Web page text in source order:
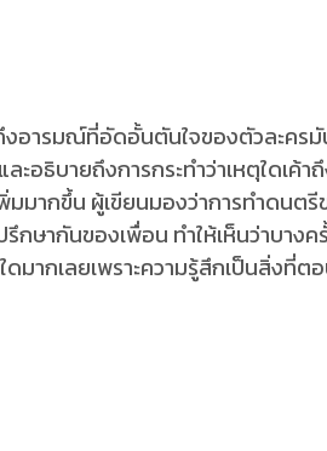
งอารมณ์ที่อัดอั้นตันใจของตัวละครมั
อธิบายถึงการกระทำว่าเหตุใดเค้า
มมากขึ้น ผู้เขียนมองว่าการทำดนตรี
กษากันของเพื่อน ทำให้เห็นว่าบางค
มากเลยเพราะความรู้สึกเป็นสิ่งที่ต